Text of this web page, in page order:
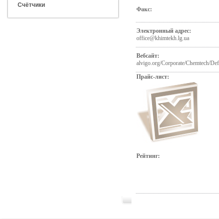
Счётчики
Факс:
Электронный адрес:
office@khimtekh.lg.ua
Вебсайт:
alvigo.org/Corporate/Chemtech/
Прайс-лист:
Рейтинг: